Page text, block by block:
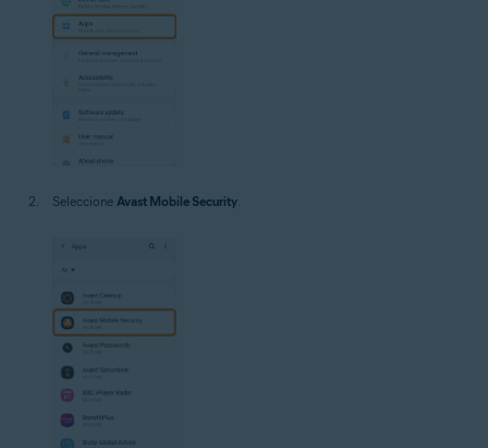
Seleccione Avast Mobile Security.